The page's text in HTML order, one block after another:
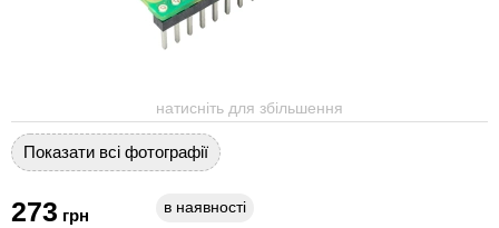
натисніть для збільшення
Показати всі фотографії
273 грн в наявності